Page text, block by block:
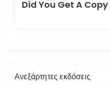
Ανεξάρτητες εκδόσεις